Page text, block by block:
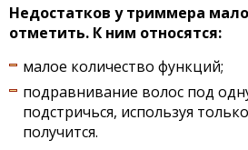
Недостатков у триммера
отметить. К ним относятся:
малое количество функций;
подравнивание волос под
подстричься, используя
получится.